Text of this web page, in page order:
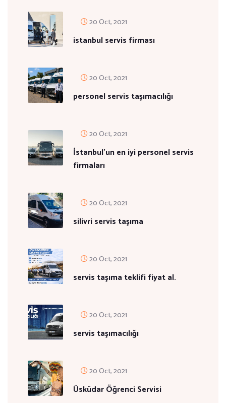
20 Oct, 2021
istanbul servis firması
20 Oct, 2021
personel servis taşımacılığı
20 Oct, 2021
İstanbul'un en iyi personel servis
firmaları
20 Oct, 2021
silivri servis taşıma
20 Oct, 2021
servis taşıma teklifi fiyat al.
20 Oct, 2021
servis taşımacılığı
20 Oct, 2021
Üsküdar Öğrenci Servisi